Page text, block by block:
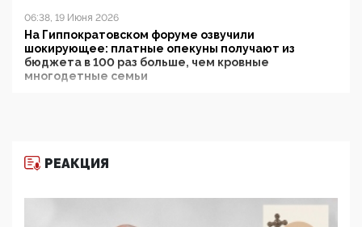
06:38, 19 Июня 2026
На Гиппократовском форуме озвучили
шокирующее: платные опекуны получают из
бюджета в 100 раз больше, чем кровные
многодетные семьи
11:53, 09 Июня 2026
деятельность ИИТО ЮНЕСКО в России, но
цифроглобалисты продолжают определять
РЕАКЦИЯ